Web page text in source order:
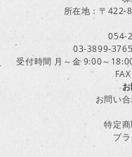
所在地：〒
054-
03-3899-3765
受付時間 月～金 9:00～
お問い
特定
プ